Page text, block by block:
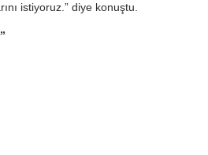
istiyoruz.” diye konuştu.